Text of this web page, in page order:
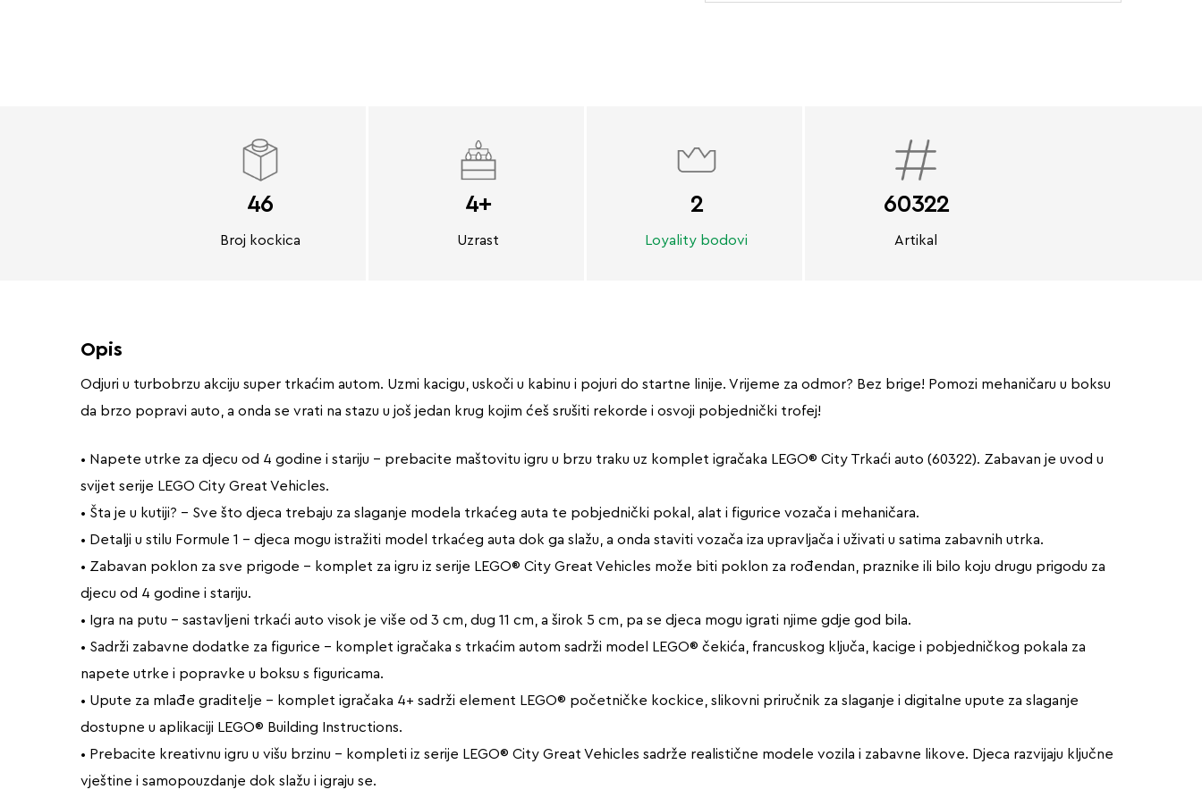
46
Broj kockica
4+
Uzrast
2
Loyality bodovi
60322
Artikal
Opis
Odjuri u turbobrzu akciju super trkaćim autom. Uzmi kacigu, uskoči u kabinu i pojuri do startne linije. Vrijeme za odmor? Bez brige! Pomozi mehaničaru u boksu
da brzo popravi auto, a onda se vrati na stazu u još jedan krug kojim ćeš srušiti rekorde i osvoji pobjednički trofej!
• Napete utrke za djecu od 4 godine i stariju – prebacite maštovitu igru u brzu traku uz komplet igračaka LEGO® City Trkaći auto (60322). Zabavan je uvod u
svijet serije LEGO City Great Vehicles.
• Šta je u kutiji? – Sve što djeca trebaju za slaganje modela trkaćeg auta te pobjednički pokal, alat i figurice vozača i mehaničara.
• Detalji u stilu Formule 1 – djeca mogu istražiti model trkaćeg auta dok ga slažu, a onda staviti vozača iza upravljača i uživati u satima zabavnih utrka.
• Zabavan poklon za sve prigode – komplet za igru iz serije LEGO® City Great Vehicles može biti poklon za rođendan, praznike ili bilo koju drugu prigodu za
djecu od 4 godine i stariju.
• Igra na putu – sastavljeni trkaći auto visok je više od 3 cm, dug 11 cm, a širok 5 cm, pa se djeca mogu igrati njime gdje god bila.
• Sadrži zabavne dodatke za figurice – komplet igračaka s trkaćim autom sadrži model LEGO® čekića, francuskog ključa, kacige i pobjedničkog pokala za
napete utrke i popravke u boksu s figuricama.
• Upute za mlađe graditelje – komplet igračaka 4+ sadrži element LEGO® početničke kockice, slikovni priručnik za slaganje i digitalne upute za slaganje
dostupne u aplikaciji LEGO® Building Instructions.
• Prebacite kreativnu igru u višu brzinu – kompleti iz serije LEGO® City Great Vehicles sadrže realistične modele vozila i zabavne likove. Djeca razvijaju ključne
vještine i samopouzdanje dok slažu i igraju se.